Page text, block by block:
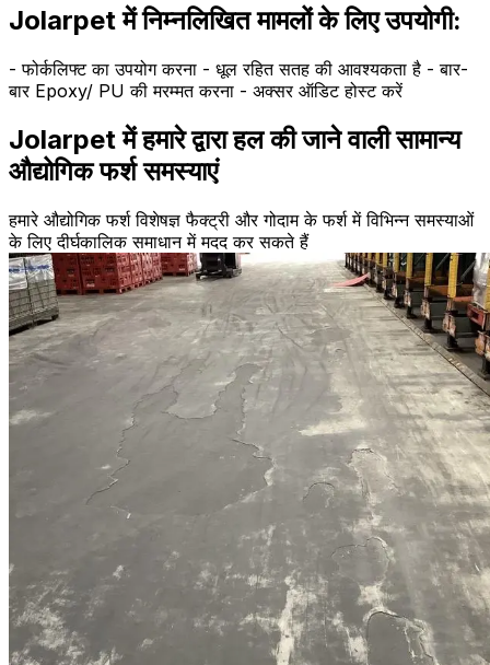
Jolarpet में निम्नलिखित मामलों के लिए उपयोगी:
- फोर्कलिफ्ट का उपयोग करना - धूल रहित सतह की आवश्यकता है - बार-
बार Epoxy/ PU की मरम्मत करना - अक्सर ऑडिट होस्ट करें
Jolarpet में हमारे द्वारा हल की जाने वाली सामान्य
औद्योगिक फर्श समस्याएं
हमारे औद्योगिक फर्श विशेषज्ञ फैक्ट्री और गोदाम के फर्श में विभिन्न समस्याओं
के लिए दीर्घकालिक समाधान में मदद कर सकते हैं